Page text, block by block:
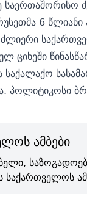
6 წლიანი
ციხეში
პოლიტიკოსი
ამბები
საქართველოს